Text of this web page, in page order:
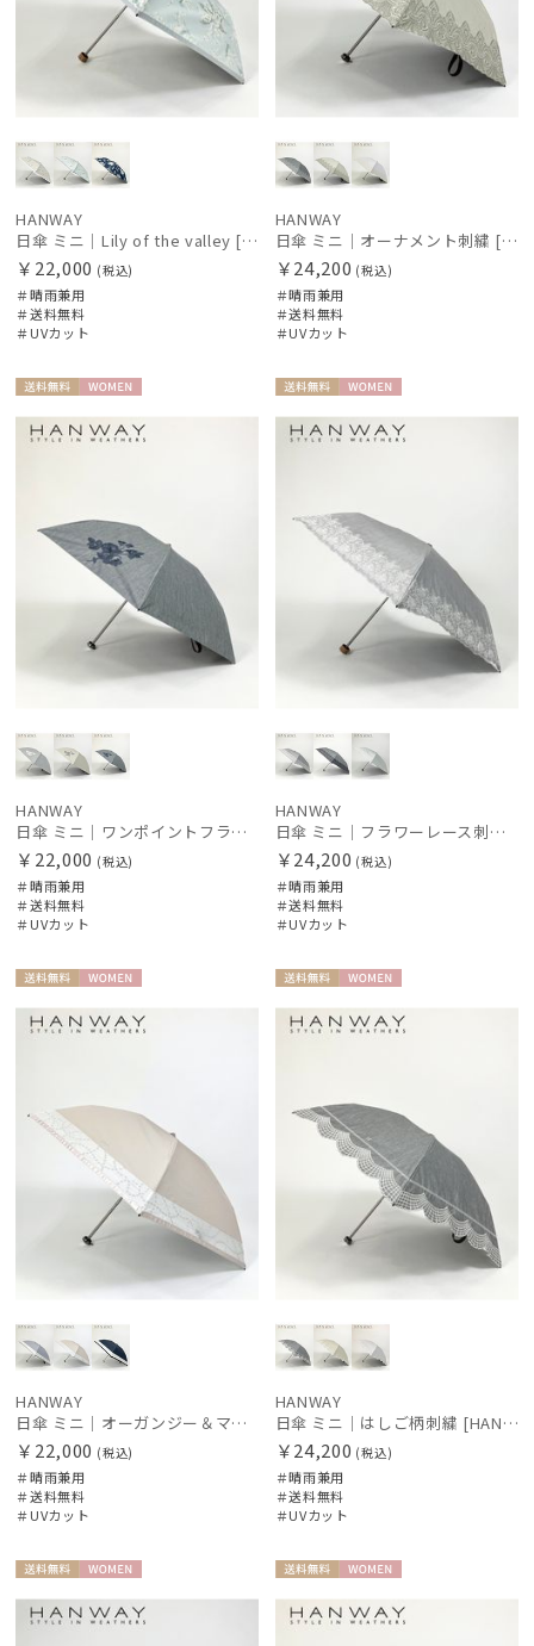
HANWAY
日傘 ミニ｜Lily of the valley [HANWAY]
￥22,000 (税込)
＃晴雨兼用
＃送料無料
＃UVカット
HANWAY
日傘 ミニ｜オーナメント刺繍 [HANWAY]
￥24,200 (税込)
＃晴雨兼用
＃送料無料
＃UVカット
料
N
HANWAY
日傘 ミニ｜ワンポイントフラワー刺繍 [HANWAY]
￥22,000 (税込)
＃晴雨兼用
＃送料無料
＃UVカット
料
N
HANWAY
日傘 ミニ｜フラワーレース刺繍 [HANWAY]
￥24,200 (税込)
＃晴雨兼用
＃送料無料
＃UVカット
料
N
HANWAY
日傘 ミニ｜オーガンジー＆マーガレット刺繍 [HANWAY]
￥22,000 (税込)
＃晴雨兼用
＃送料無料
＃UVカット
料
N
HANWAY
日傘 ミニ｜はしご柄刺繍 [HANWAY]
￥24,200 (税込)
＃晴雨兼用
＃送料無料
＃UVカット
料
N
料
N